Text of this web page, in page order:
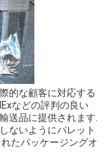
的な顧客に対応する
などの評判の良い
送品に提供されます.
ないようにパレット
たパッケージングオ